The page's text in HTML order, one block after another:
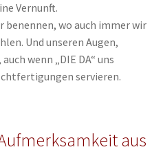
Vernunft.
benennen, wo auch immer wir
Und unseren Augen,
wenn „DIE DA“ uns
servieren.
aus